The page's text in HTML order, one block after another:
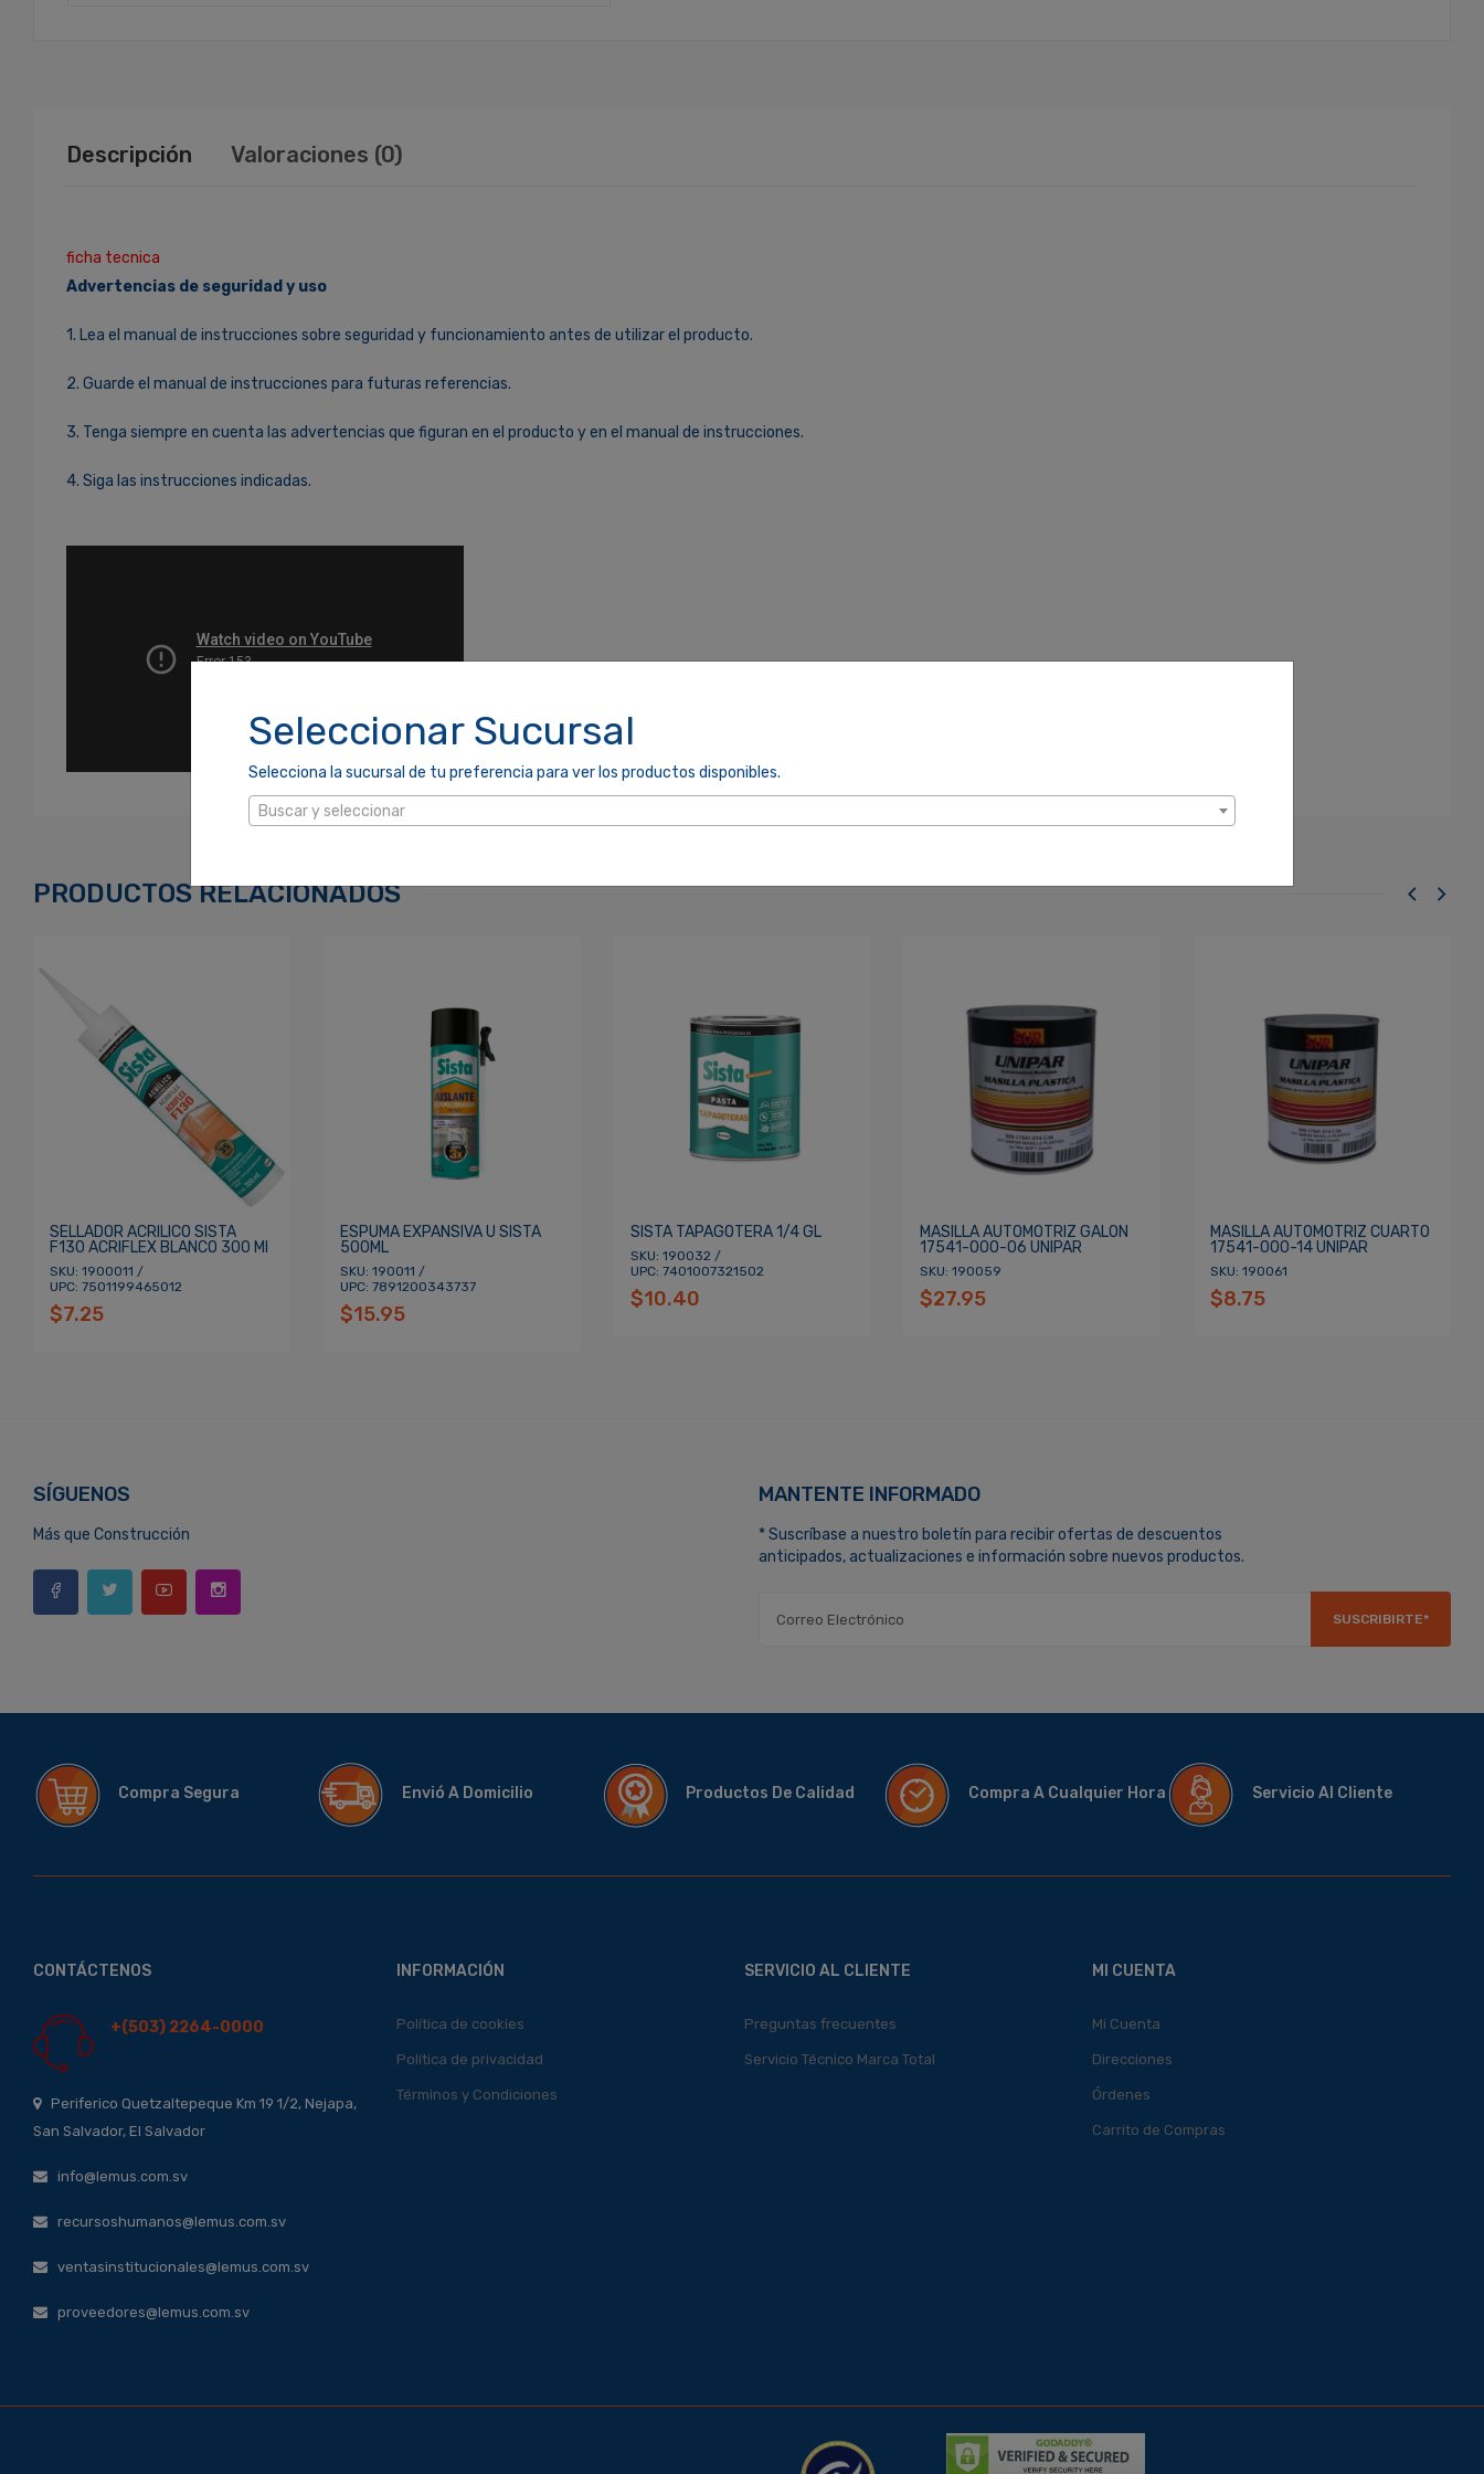
Seleccionar Sucursal
Selecciona la sucursal de tu preferencia para ver los productos disponibles.
Buscar y seleccionar
Descripción Valoraciones (0)
ficha tecnica
Advertencias de seguridad y uso
1. Lea el manual de instrucciones sobre seguridad y funcionamiento antes de utilizar el producto.
2. Guarde el manual de instrucciones para futuras referencias.
3. Tenga siempre en cuenta las advertencias que figuran en el producto y en el manual de instrucciones.
4. Siga las instrucciones indicadas.
Ingresa Para Dejar Tu Valoración
¿Olvidaste tu Contraseña? Recordarme
PRODUCTOS RELACIONADOS
SELLADOR ACRILICO SISTA
F130 ACRIFLEX BLANCO 300 Ml
SKU: 1900011 /
UPC: 7501199465012
$7.25
ESPUMA EXPANSIVA U SISTA
500ML
SKU: 190011 /
UPC: 7891200343737
$15.95
SISTA TAPAGOTERA 1/4 GL
SKU: 190032 /
UPC: 7401007321502
$10.40
MASILLA AUTOMOTRIZ GALON
17541-000-06 UNIPAR
SKU: 190059
$27.95
MASILLA AUTOMOTRIZ CUARTO
17541-000-14 UNIPAR
SKU: 190061
$8.75
SÍGUENOS
Más que Construcción
MANTENTE INFORMADO
* Suscríbase a nuestro boletín para recibir ofertas de descuentos
anticipados, actualizaciones e información sobre nuevos productos.
SUSCRIBIRTE*
Compra Segura Envió A Domicilio Productos De Calidad Compra A Cualquier Hora Servicio Al Cliente
CONTÁCTENOS
+(503) 2264-0000
Periferico Quetzaltepeque Km 19 1/2, Nejapa,
San Salvador, El Salvador
info@lemus.com.sv
recursoshumanos@lemus.com.sv
ventasinstitucionales@lemus.com.sv
proveedores@lemus.com.sv
INFORMACIÓN
Política de cookies
Política de privacidad
Términos y Condiciones
SERVICIO AL CLIENTE
Preguntas frecuentes
Servicio Técnico Marca Total
MI CUENTA
Mi Cuenta
Direcciones
Órdenes
Carrito de Compras